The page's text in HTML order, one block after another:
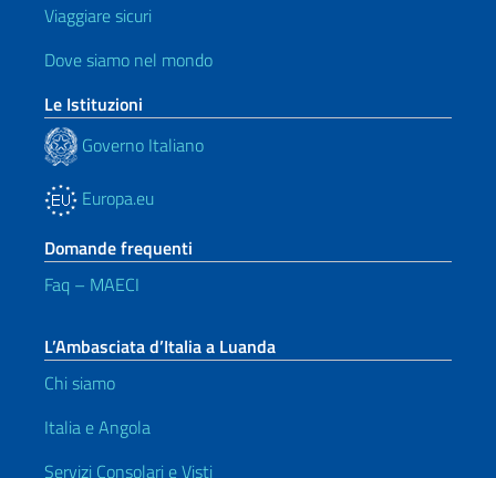
Viaggiare sicuri
Dove siamo nel mondo
Le Istituzioni
Governo Italiano
Europa.eu
Domande frequenti
Faq – MAECI
L’Ambasciata d’Italia a Luanda
Chi siamo
Italia e Angola
Servizi Consolari e Visti